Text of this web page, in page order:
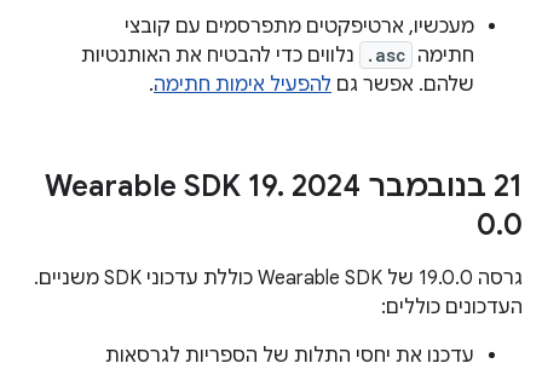
מעכשיו, ארטיפקטים מתפרסמים עם קובצי
חתימה .asc
נלווים כדי להבטיח את האותנטיות
שלהם. אפשר גם להפעיל אימות חתימה.
‫21 בנובמבר 2024 Wearable SDK 19
.
0.0
גרסה 19.0.0 של Wearable SDK כוללת עדכוני SDK משניים.
העדכונים כוללים:
עדכנו את יחסי התלות של הספריות לגרסאות